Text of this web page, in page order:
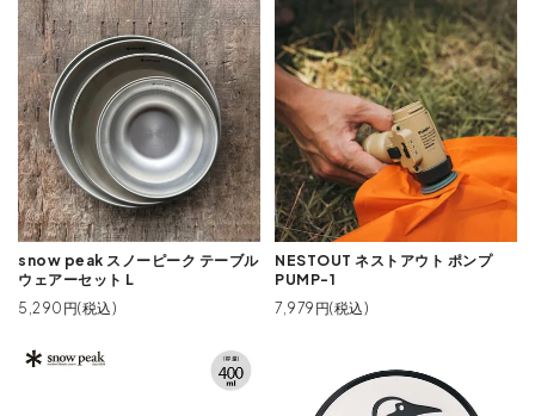
snow peak スノーピーク テーブル
ウェアーセット L
5,290円(税込)
NESTOUT ネストアウト ポンプ
PUMP-1
7,979円(税込)